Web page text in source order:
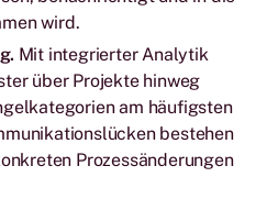
wird.
Mit integrierter Analytik
über Projekte hinweg
am häufigsten
bestehen
Prozessänderungen